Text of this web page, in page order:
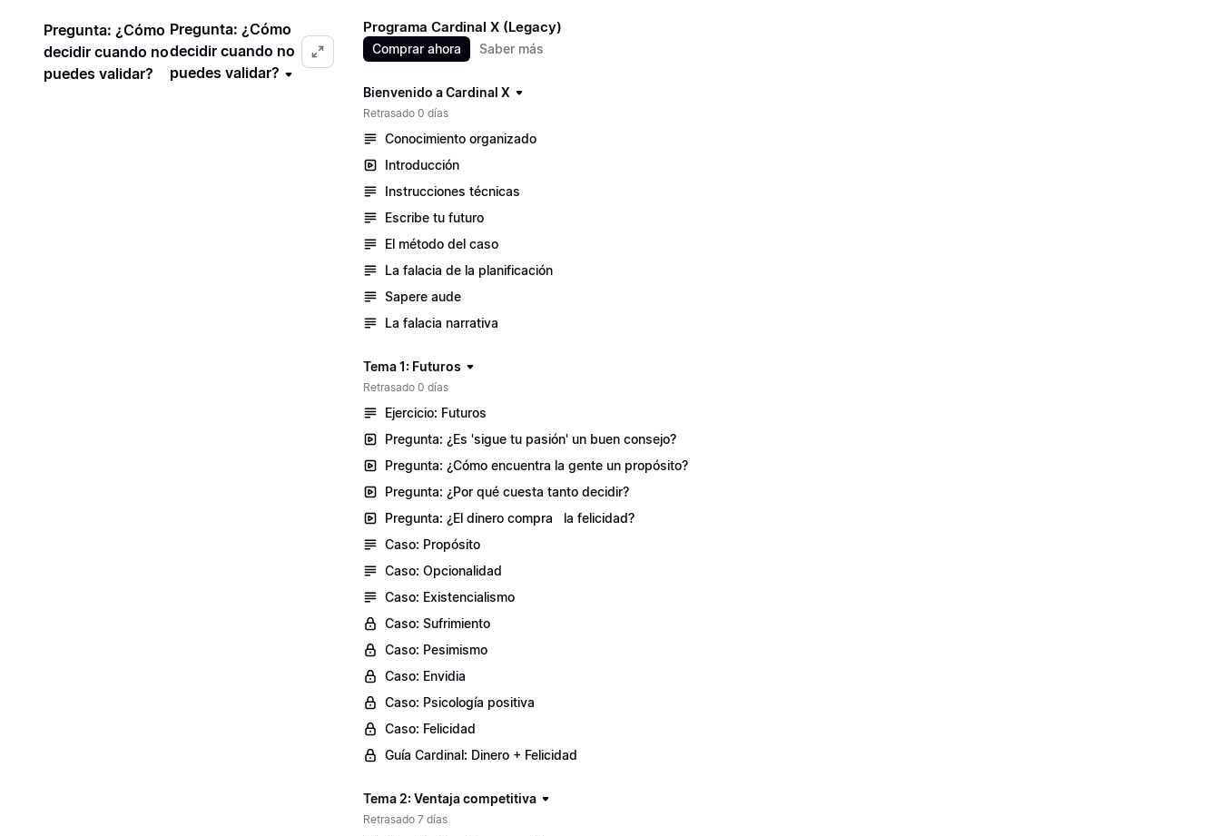
Pregunta: ¿Cómo
decidir cuando no
puedes validar?
Pregunta: ¿Cómo
decidir cuando no
puedes validar?
Programa Cardinal X (Legacy)
Comprar ahora Saber más
Bienvenido a Cardinal X
Retrasado 0 días
Conocimiento organizado
Introducción
Instrucciones técnicas
Escribe tu futuro
El método del caso
La falacia de la planificación
Sapere aude
La falacia narrativa
Tema 1: Futuros
Retrasado 0 días
Ejercicio: Futuros
Pregunta: ¿Es 'sigue tu pasión' un buen consejo?
Pregunta: ¿Cómo encuentra la gente un propósito?
Pregunta: ¿Por qué cuesta tanto decidir?
Pregunta: ¿El dinero compra la felicidad?
Caso: Propósito
Caso: Opcionalidad
Caso: Existencialismo
Caso: Sufrimiento
Caso: Pesimismo
Caso: Envidia
Caso: Psicología positiva
Caso: Felicidad
Guía Cardinal: Dinero + Felicidad
Tema 2: Ventaja competitiva
Retrasado 7 días